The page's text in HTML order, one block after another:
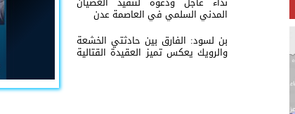
المدني السلمي في العاصمة عدن
بن لسود: الفارق بين حادثتي الخشعة
والرويك يعكس تميز العقيدة القتالية